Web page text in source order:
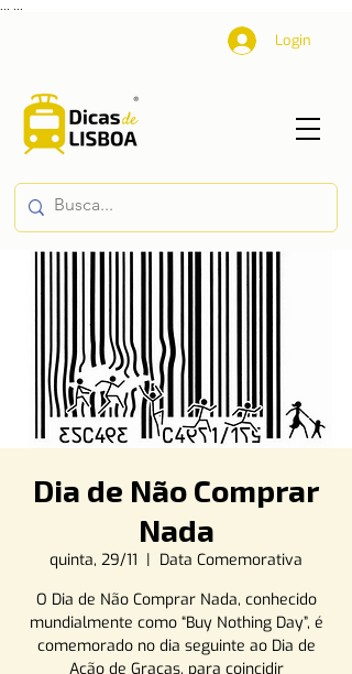
Login
Dia de Não Comprar
Nada
quinta, 29/11
  |
Data Comemorativa
O Dia de Não Comprar Nada, conhecido
mundialmente como “Buy Nothing Day”, é
comemorado no dia seguinte ao Dia de
Ação de Graças, para coincidir